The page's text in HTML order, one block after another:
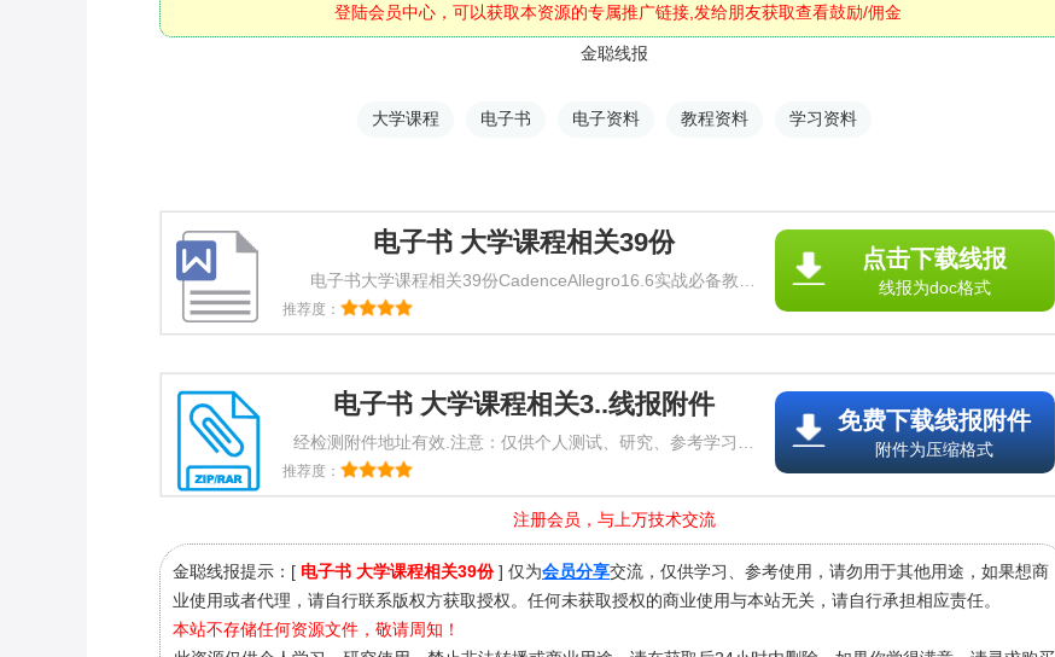
登陆会员中心 ，可以获取本资源的专属推广链接,发给朋友获取查看鼓励/佣金
金聪线报
大学课程 电子书 电子资料 教程资料 学习资料
电子书 大学课程相关39份
电子书大学课程相关39份CadenceAllegro16.6实战必备教
程.epub。下面网友给大家分享电子书 大学课程相关39份，希望
能帮助到大家。 电子书 大学课程相关39份文档下载网址链接：
推荐度：
点击下载线报
线报为doc格式
电子书 大学课程相关3..线报附件
经检测附件地址有效.注意：仅供个人测试、研究、参考学习使
用！如有侵权，请点击 版权申诉
推荐度：
免费下载线报附件
附件为压缩格式
注册会员，与上万技术交流
金聪线报提示：[ 电子书 大学课程相关39份] 仅为会员分享交流，仅供学习、参考使用，请勿用于其他用途，如果想商
业使用或者代理，请自行联系版权方获取授权。任何未获取授权的商业使用与本站无关，请自行承担相应责任。
本站不存储任何资源文件，敬请周知！